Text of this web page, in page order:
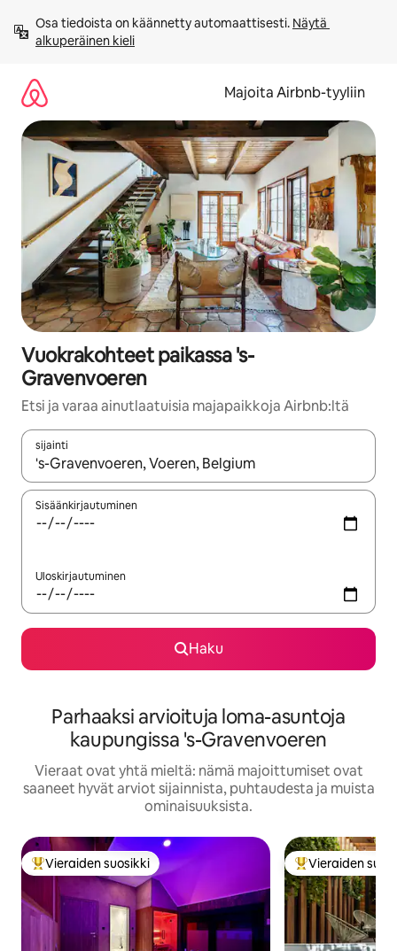
sisältö
väliin
Osa tiedoista on käännetty automaattisesti. Näytä
alkuperäinen kieli
Majoita Airbnb-tyyliin
Vuokrakohteet paikassa 's-
Gravenvoeren
Etsi ja varaa ainutlaatuisia majapaikkoja Airbnb:ltä
sijainti
Kun tulokset ovat saatavilla, navigoi ylös- ja alas-
Sisäänkirjautuminen
Uloskirjautuminen
Haku
Parhaaksi arvioituja loma-asuntoja
kaupungissa 's-Gravenvoeren
Vieraat ovat yhtä mieltä: nämä majoittumiset ovat
saaneet hyvät arviot sijainnista, puhtaudesta ja muista
ominaisuuksista.
Vieraiden suosikkien parhaimmistoa
Vieraiden suosikki Vieraiden
Vieraiden